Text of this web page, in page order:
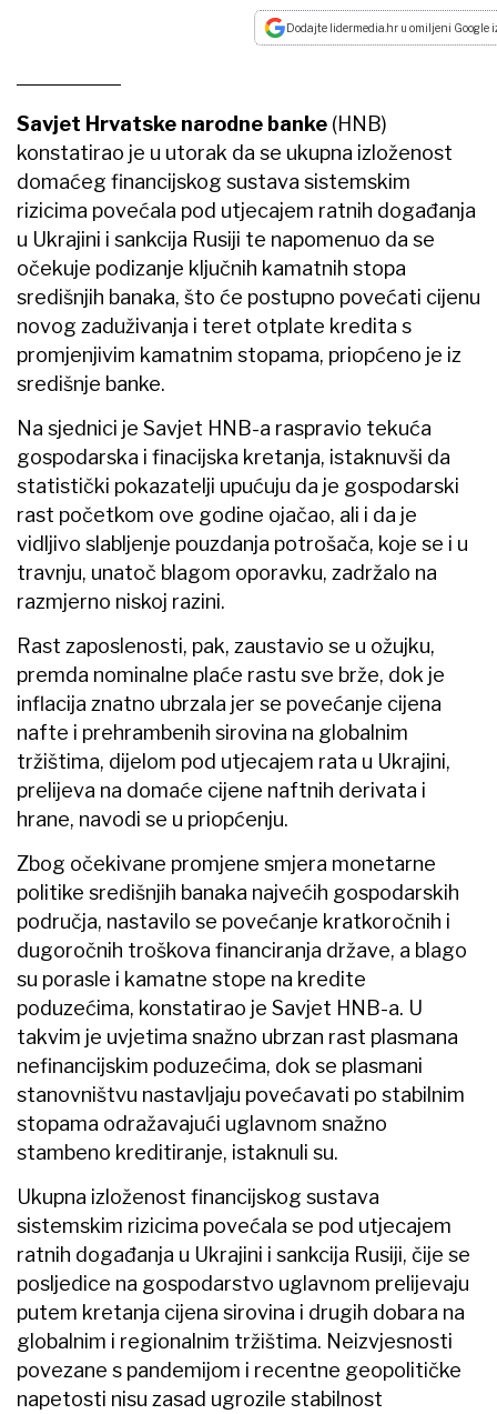
Dodajte lidermedia.hr u omiljeni Google
Savjet Hrvatske narodne banke (HNB)
konstatirao je u utorak da se ukupna izloženost
domaćeg financijskog sustava sistemskim
rizicima povećala pod utjecajem ratnih događanja
u Ukrajini i sankcija Rusiji te napomenuo da se
očekuje podizanje ključnih kamatnih stopa
središnjih banaka, što će postupno povećati cijenu
novog zaduživanja i teret otplate kredita s
promjenjivim kamatnim stopama, priopćeno je iz
središnje banke.
Na sjednici je Savjet HNB-a raspravio tekuća
gospodarska i finacijska kretanja, istaknuvši da
statistički pokazatelji upućuju da je gospodarski
rast početkom ove godine ojačao, ali i da je
vidljivo slabljenje pouzdanja potrošača, koje se i u
travnju, unatoč blagom oporavku, zadržalo na
razmjerno niskoj razini.
Rast zaposlenosti, pak, zaustavio se u ožujku,
premda nominalne plaće rastu sve brže, dok je
inflacija znatno ubrzala jer se povećanje cijena
nafte i prehrambenih sirovina na globalnim
tržištima, dijelom pod utjecajem rata u Ukrajini,
prelijeva na domaće cijene naftnih derivata i
hrane, navodi se u priopćenju.
Zbog očekivane promjene smjera monetarne
politike središnjih banaka najvećih gospodarskih
područja, nastavilo se povećanje kratkoročnih i
dugoročnih troškova financiranja države, a blago
su porasle i kamatne stope na kredite
poduzećima, konstatirao je Savjet HNB-a. U
takvim je uvjetima snažno ubrzan rast plasmana
nefinancijskim poduzećima, dok se plasmani
stanovništvu nastavljaju povećavati po stabilnim
stopama odražavajući uglavnom snažno
stambeno kreditiranje, istaknuli su.
Ukupna izloženost financijskog sustava
sistemskim rizicima povećala se pod utjecajem
ratnih događanja u Ukrajini i sankcija Rusiji, čije se
posljedice na gospodarstvo uglavnom prelijevaju
putem kretanja cijena sirovina i drugih dobara na
globalnim i regionalnim tržištima. Neizvjesnosti
povezane s pandemijom i recentne geopolitičke
napetosti nisu zasad ugrozile stabilnost